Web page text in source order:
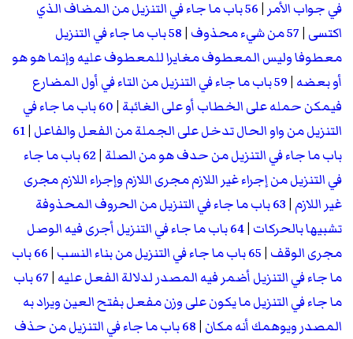
في جواب الأمر |
56 باب ما جاء في التنزيل من المضاف الذي
اكتسى |57 من شيء محذوف |
58 باب ما جاء في التنزيل
معطوفا وليس المعطوف مغايرا للمعطوف عليه وإنما هو هو
أو بعضه |
59 باب ما جاء في التنزيل من التاء في أول المضارع
فيمكن حمله على الخطاب أو على الغائبة |
60 باب ما جاء في
التنزيل من واو الحال تدخل على الجملة من الفعل والفاعل |
61
باب ما جاء في التنزيل من حدف هو من الصلة |
62 باب ما جاء
في التنزيل من إجراء غير اللازم مجرى اللازم وإجراء اللازم مجرى
غير اللازم |
63 باب ما جاء في التنزيل من الحروف المحذوفة
تشبيها بالحركات |
64 باب ما جاء في التنزيل أجرى فيه الوصل
مجرى الوقف |65 باب ما جاء في التنزيل من بناء النسب |
66 باب
ما جاء في التنزيل أضمر فيه المصدر لدلالة الفعل عليه |
67 باب
ما جاء في التنزيل ما يكون على وزن مفعل بفتح العين ويراد به
المصدر ويوهمك أنه مكان |
68 باب ما جاء في التنزيل من حذف